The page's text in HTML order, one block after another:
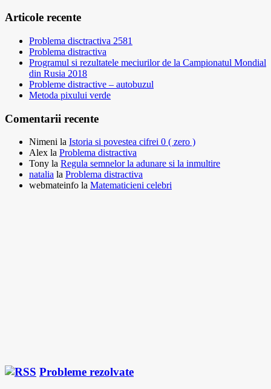
Articole recente
Problema disctractiva 2581
Problema distractiva
Programul si rezultatele meciurilor de la Campionatul Mondial
din Rusia 2018
Probleme distractive – autobuzul
Metoda pixului verde
Comentarii recente
Nimeni la Istoria si povestea cifrei 0 ( zero )
Alex la Problema distractiva
Tony la Regula semnelor la adunare si la inmultire
natalia la Problema distractiva
webmateinfo la Matematicieni celebri
Probleme rezolvate